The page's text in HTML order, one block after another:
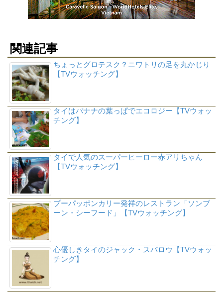
関連記事
ちょっとグロテスク？ニワトリの足を丸かじり
【TVウォッチング】
タイはバナナの葉っぱでエコロジー【TVウォッ
チング】
タイで人気のスーパーヒーロー赤アリちゃん
【TVウォッチング】
プーパッポンカリー発祥のレストラン「ソンブ
ーン・シーフード」【TVウォッチング】
心優しきタイのジャック・スパロウ【TVウォッ
チング】